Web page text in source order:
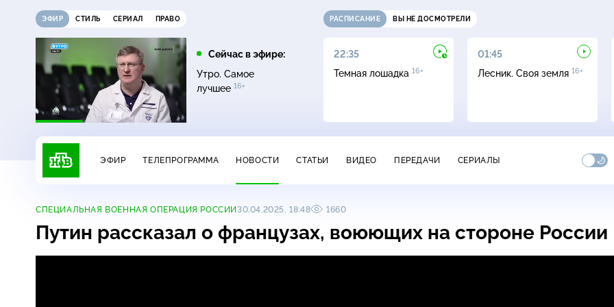
ЭФИР СТИЛЬ СЕРИАЛ ПРАВО
Сейчас в эфире:
Утро. Самое
лучшее 16+
РАСПИСАНИЕ ВЫ НЕ ДОСМОТРЕЛИ
21:15
Сегодня
21:30
Неизвестная Россия
22:35
Темная лошадка 16+
01:45
Лесник. Своя земля 16+
ЭФИР ТЕЛЕПРОГРАММА НОВОСТИ СТАТЬИ ВИДЕО ПЕРЕДАЧИ СЕРИАЛЫ
СПЕЦИАЛЬНАЯ ВОЕННАЯ ОПЕРАЦИЯ РОССИИ 30.04.2025, 18:48 1660
Путин рассказал о французах, воюющих на стороне России